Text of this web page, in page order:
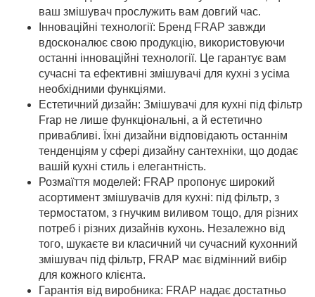
ваш змішувач прослужить вам довгий час.
Інноваційні технології: Бренд FRAP завжди
вдосконалює свою продукцію, використовуючи
останні інноваційні технології. Це гарантує вам
сучасні та ефективні змішувачі для кухні з усіма
необхідними функціями.
Естетичний дизайн: Змішувачі для кухні під фільтр
Frap не лише функціональні, а й естетично
привабливі. Їхні дизайни відповідають останнім
тенденціям у сфері дизайну сантехніки, що додає
вашій кухні стиль і елегантність.
Розмаїття моделей: FRAP пропонує широкий
асортимент змішувачів для кухні: під фільтр, з
термостатом, з гнучким виливом тощо, для різних
потреб і різних дизайнів кухонь. Незалежно від
того, шукаєте ви класичний чи сучасний кухонний
змішувач під фільтр, FRAP має відмінний вибір
для кожного клієнта.
Гарантія від виробника: FRAP надає достатньо